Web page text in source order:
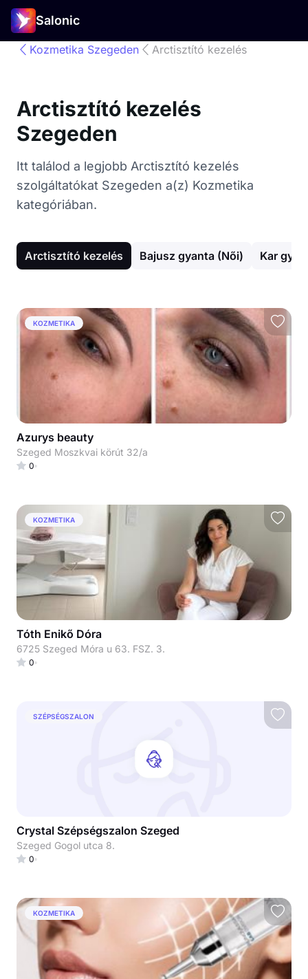
Salonic
Kozmetika Szegeden Arctisztító kezelés
Arctisztító kezelés
Szegeden
Itt találod a legjobb Arctisztító kezelés
szolgáltatókat Szegeden a(z) Kozmetika
kategóriában.
Arctisztító kezelés Bajusz gyanta (Női) Kar
KOZMETIKA
Azurys beauty
Szeged Moszkvai körút 32/a
0
KOZMETIKA
Tóth Enikő Dóra
6725 Szeged Móra u 63. FSZ. 3.
0
SZÉPSÉGSZALON
Crystal Szépségszalon Szeged
Szeged Gogol utca 8.
0
KOZMETIKA